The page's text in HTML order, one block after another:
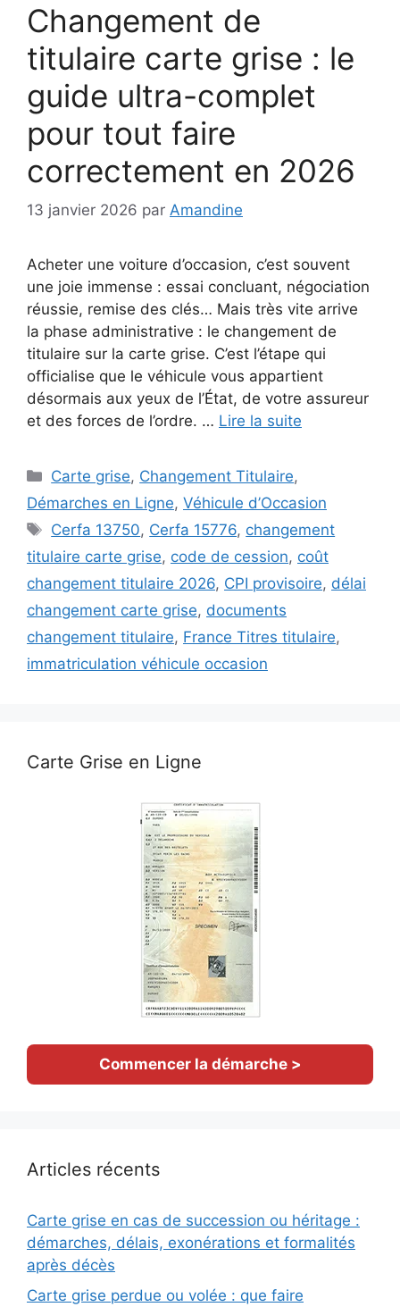
Changement de
titulaire carte grise : le
guide ultra-complet
pour tout faire
correctement en 2026
13 janvier 2026 par Amandine
Acheter une voiture d’occasion, c’est souvent
une joie immense : essai concluant, négociation
réussie, remise des clés… Mais très vite arrive
la phase administrative : le changement de
titulaire sur la carte grise. C’est l’étape qui
officialise que le véhicule vous appartient
désormais aux yeux de l’État, de votre assureur
et des forces de l’ordre. … Lire la suite
Catégories
Carte grise, Changement Titulaire,
Démarches en Ligne, Véhicule d’Occasion
Étiquettes
Cerfa 13750, Cerfa 15776, changement
titulaire carte grise, code de cession, coût
changement titulaire 2026, CPI provisoire, délai
changement carte grise, documents
changement titulaire, France Titres titulaire,
immatriculation véhicule occasion
Carte Grise en Ligne
Commencer la démarche >
Articles récents
Carte grise en cas de succession ou héritage :
démarches, délais, exonérations et formalités
après décès
Carte grise perdue ou volée : que faire